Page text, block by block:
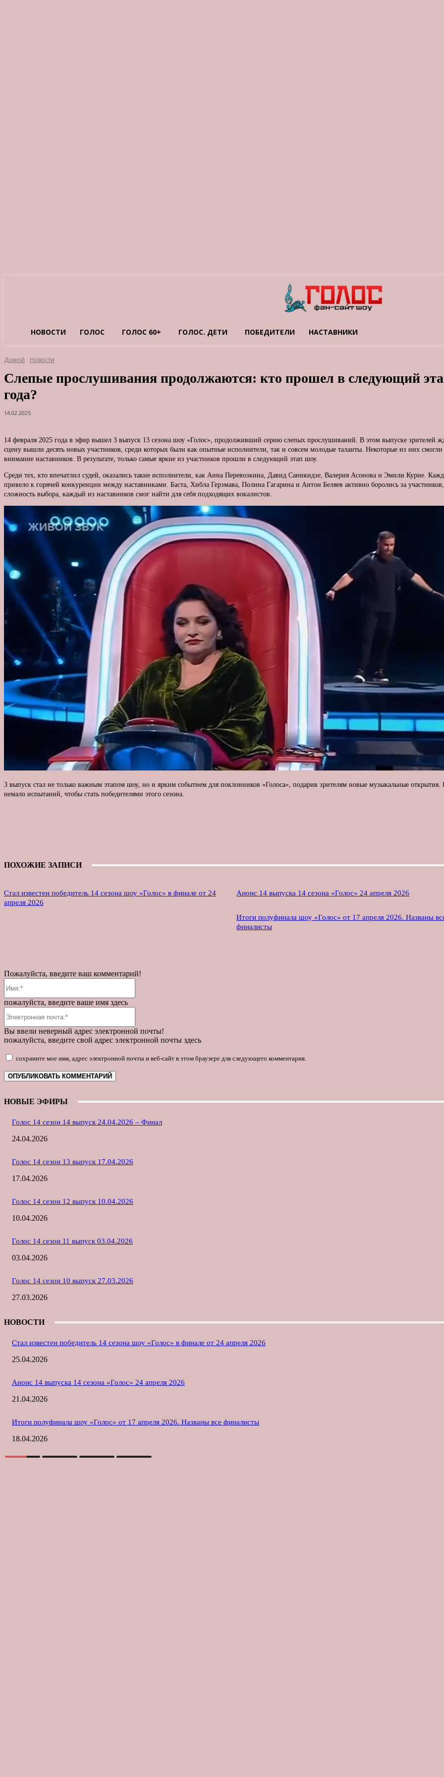
НОВОСТИ ГОЛОС ГОЛОС 60+ ГОЛОС. ДЕТИ ПОБЕДИТЕЛИ НАСТАВНИКИ
Домой Новости
Слепые прослушивания продолжаются: кто прошел в следующий
года?
14.02.2025
14 февраля 2025 года в эфир вышел 3 выпуск 13 сезона шоу «Голос», продолживший серию слепых прослушиваний. В этом выпуске зрителей
сцену вышли десять новых участников, среди которых были как опытные исполнители, так и совсем молодые таланты. Некоторые из них смогли
внимание наставников. В результате, только самые яркие из участников прошли в следующий этап шоу.
Среди тех, кто впечатлил судей, оказались такие исполнители, как Анна Перевозкина, Давид Саникидзе, Валерия Асонова и Эмили Курие.
привело к горячей конкуренции между наставниками. Баста, Хибла Герзмава, Полина Гагарина и Антон Беляев активно боролись за
сложность выбора, каждый из наставников смог найти для себя подходящих вокалистов.
3 выпуск стал не только важным этапом шоу, но и ярким событием для поклонников «Голоса», подарив зрителям новые музыкальные
немало испытаний, чтобы стать победителями этого сезона.
ПОХОЖИЕ ЗАПИСИ
Стал известен победитель 14 сезона шоу «Голос» в финале от 24
апреля 2026
Анонс 14 выпуска 14 сезона «Голос» 24 апреля 2026
Итоги полуфинала шоу «Голос» от 17 апреля 2026. Названы
финалисты
Пожалуйста, введите ваш комментарий!
пожалуйста, введите ваше имя здесь
Вы ввели неверный адрес электронной почты!
пожалуйста, введите свой адрес электронной почты здесь
сохраните мое имя, адрес электронной почты и веб-сайт в этом браузере для следующего комментария.
НОВЫЕ ЭФИРЫ
Голос 14 сезон 14 выпуск 24.04.2026 – Финал
24.04.2026
Голос 14 сезон 13 выпуск 17.04.2026
17.04.2026
Голос 14 сезон 12 выпуск 10.04.2026
10.04.2026
Голос 14 сезон 11 выпуск 03.04.2026
03.04.2026
Голос 14 сезон 10 выпуск 27.03.2026
27.03.2026
НОВОСТИ
Стал известен победитель 14 сезона шоу «Голос» в финале от 24 апреля 2026
25.04.2026
Анонс 14 выпуска 14 сезона «Голос» 24 апреля 2026
21.04.2026
Итоги полуфинала шоу «Голос» от 17 апреля 2026. Названы все финалисты
18.04.2026